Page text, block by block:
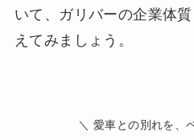
いて、ガリバーの企業体
えてみましょう。
＼ 愛車との別れを、